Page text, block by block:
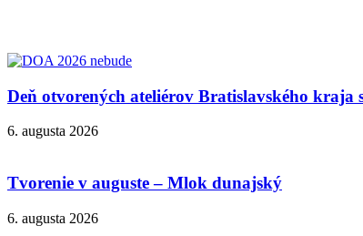
Deň otvorených ateliérov Bratislavského kraja
6. augusta 2026
Tvorenie v auguste – Mlok dunajský
6. augusta 2026